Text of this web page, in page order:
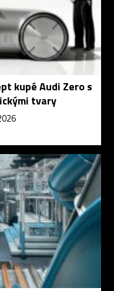
kupé Audi Zero s
tvary